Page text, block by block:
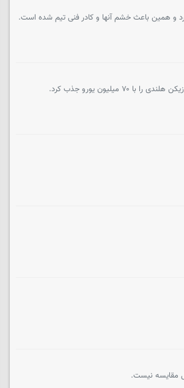
و همین باعث خشم آنها و کادر فنی تیم شده است.
یورو جذب کرد.
مقایسه نیست.